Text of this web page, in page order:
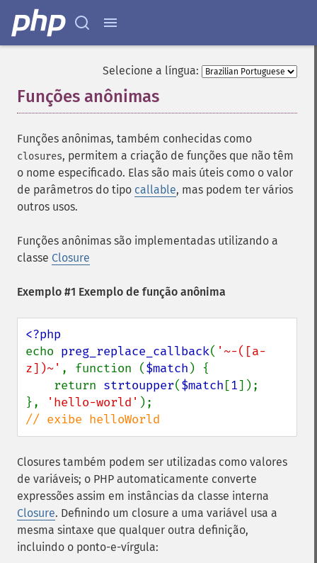
Selecione a língua:
Funções anônimas
Funções anônimas, também conhecidas como
closures, permitem a criação de funções que não têm
o nome especificado. Elas são mais úteis como o valor
de parâmetros do tipo callable, mas podem ter vários
outros usos.
Funções anônimas são implementadas utilizando a
classe Closure
Exemplo #1 Exemplo de função anônima
echo preg_replace_callback( '~-([a-
z])~' , function ($match ) {
    return
strtoupper($match [1]);
},
'hello-world'
// exibe helloWorld
Closures também podem ser utilizadas como valores
de variáveis; o PHP automaticamente converte
expressões assim em instâncias da classe interna
Closure. Definindo um closure a uma variável usa a
mesma sintaxe que qualquer outra definição,
incluindo o ponto-e-vírgula: